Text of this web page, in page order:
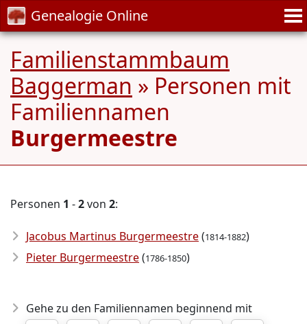
Genealogie Online
Familienstammbaum
Baggerman » Personen mit
Familiennamen
Burgermeestre
Personen 1 -2von 2:
Jacobus Martinus Burgermeestre(1814-1882)
Pieter Burgermeestre(1786-1850)
Gehe zu den Familiennamen beginnend mit